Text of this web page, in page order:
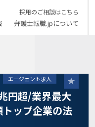
採用のご相談はこちら
弁護士転職.jpについて
エージェント求人
円超/業界最大
ップ企業の法